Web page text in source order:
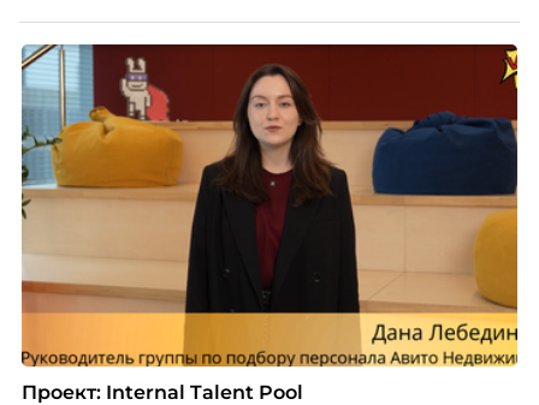
Проект: Internal Talent Pool